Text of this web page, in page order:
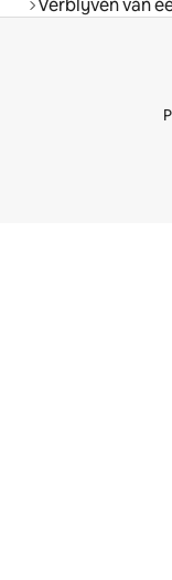
Verblijven van